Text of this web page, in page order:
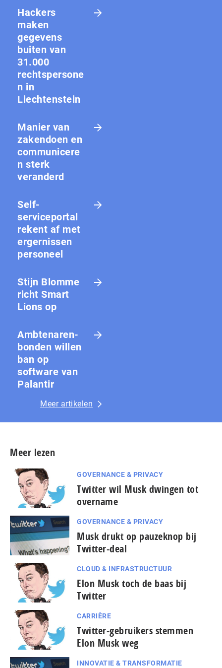
Hackers
maken
gegevens
buiten van
31.000
rechtspersone
n in
Liechtenstein
Manier van
zakendoen en
communicere
n sterk
veranderd
Self-
serviceportal
rekent af met
ergernissen
personeel
Stijn Blomme
richt Smart
Lions op
Amb­te­na­ren­
bon­den willen
ban op
software van
Palantir
Meer artikelen
Meer lezen
GOVERNANCE & PRIVACY
Twitter wil Musk dwingen tot
overname
GOVERNANCE & PRIVACY
Musk drukt op pauzeknop bij
Twitter-deal
CLOUD & INFRASTRUCTUUR
Elon Musk toch de baas bij
Twitter
CARRIÈRE
Twitter-gebruikers stemmen
Elon Musk weg
INNOVATIE & TRANSFORMATIE